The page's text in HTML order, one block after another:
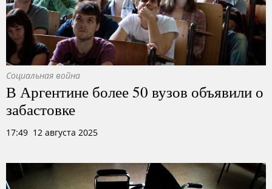
Социальная война
В Аргентине более 50 вузов объявили о
забастовке
17:49 12 августа 2025